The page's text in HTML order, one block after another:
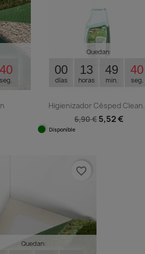
39
seg.
Quedan:
00
días
13
horas
49
min.
39
seg.
Higienizador Césped Clean...
6,90 € 5,52 €
Disponible
Quedan:
favorite_border